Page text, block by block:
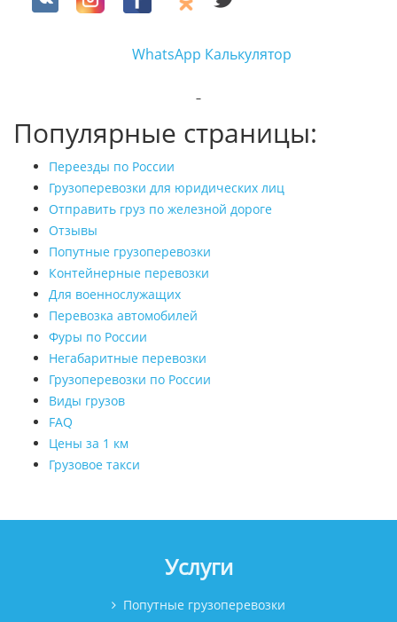
WhatsApp Калькулятор
Популярные страницы:
Переезды по России
Грузоперевозки для юридических лиц
Отправить груз по железной дороге
Отзывы
Попутные грузоперевозки
Контейнерные перевозки
Для военнослужащих
Перевозка автомобилей
Фуры по России
Негабаритные перевозки
Грузоперевозки по России
Виды грузов
FAQ
Цены за 1 км
Грузовое такси
Услуги
Попутные грузоперевозки